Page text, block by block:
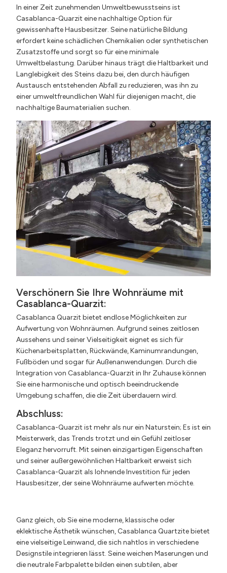
In einer Zeit zunehmenden Umweltbewusstseins ist
Casablanca-Quarzit eine nachhaltige Option für
gewissenhafte Hausbesitzer. Seine natürliche Bildung
erfordert keine schädlichen Chemikalien oder synthetischen
Zusatzstoffe und sorgt so für eine minimale
Umweltbelastung. Darüber hinaus trägt die Haltbarkeit und
Langlebigkeit des Steins dazu bei, den durch häufigen
Austausch entstehenden Abfall zu reduzieren, was ihn zu
einer umweltfreundlichen Wahl für diejenigen macht, die
nachhaltige Baumaterialien suchen.
Verschönern Sie Ihre Wohnräume mit
Casablanca-Quarzit:
Casablanca Quarzit bietet endlose Möglichkeiten zur
Aufwertung von Wohnräumen. Aufgrund seines zeitlosen
Aussehens und seiner Vielseitigkeit eignet es sich für
Küchenarbeitsplatten, Rückwände, Kaminumrandungen,
Fußböden und sogar für Außenanwendungen. Durch die
Integration von Casablanca-Quarzit in Ihr Zuhause können
Sie eine harmonische und optisch beeindruckende
Umgebung schaffen, die die Zeit überdauern wird.
Abschluss:
Casablanca-Quarzit ist mehr als nur ein Naturstein; Es ist ein
Meisterwerk, das Trends trotzt und ein Gefühl zeitloser
Eleganz hervorruft. Mit seinen einzigartigen Eigenschaften
und seiner außergewöhnlichen Haltbarkeit erweist sich
Casablanca-Quarzit als lohnende Investition für jeden
Hausbesitzer, der seine Wohnräume aufwerten möchte.
Ganz gleich, ob Sie eine moderne, klassische oder
eklektische Ästhetik wünschen, Casablanca Quartzite bietet
eine vielseitige Leinwand, die sich nahtlos in verschiedene
Designstile integrieren lässt. Seine weichen Maserungen und
die neutrale Farbpalette bilden einen subtilen, aber